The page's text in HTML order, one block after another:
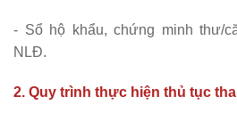
- Sổ hộ khẩu, chứng minh thư/
NLĐ.
2. Quy trình thực hiện thủ tục